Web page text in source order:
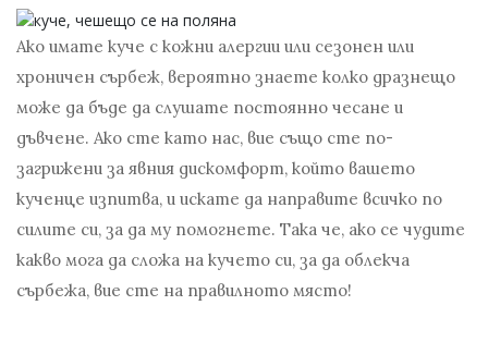
Ако имате куче с кожни алергии или сезонен или
хроничен сърбеж, вероятно знаете колко дразнещо
може да бъде да слушате постоянно чесане и
дъвчене. Ако сте като нас, вие също сте по-
загрижени за явния дискомфорт, който вашето
кученце изпитва, и искате да направите всичко по
силите си, за да му помогнете. Така че, ако се чудите
какво мога да сложа на кучето си, за да облекча
сърбежа, вие сте на правилното място!